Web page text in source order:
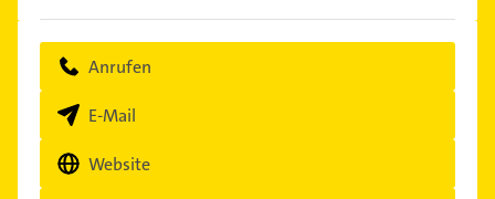
Anrufen
E-Mail
Website